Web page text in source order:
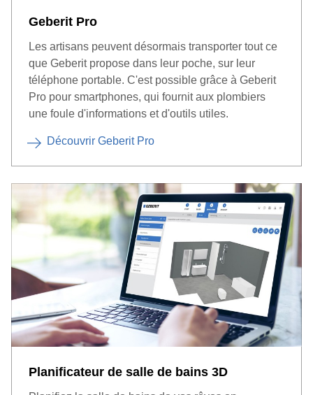
Geberit Pro
Les artisans peuvent désormais transporter tout ce
que Geberit propose dans leur poche, sur leur
téléphone portable. C'est possible grâce à Geberit
Pro pour smartphones, qui fournit aux plombiers
une foule d'informations et d'outils utiles.
Découvrir Geberit Pro
Planificateur de salle de bains 3D